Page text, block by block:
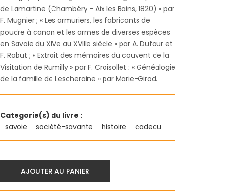
de Lamartine (Chambéry - Aix les Bains, 1820) » par
F. Mugnier ; « Les armuriers, les fabricants de
poudre à canon et les armes de diverses espèces
en Savoie du XIVe au XVIIIe siècle » par A. Dufour et
F. Rabut ; « Extrait des mémoires du couvent de la
Visitation de Rumilly » par F. Croisollet ; « Généalogie
de la famille de Lescheraine » par Marie-Girod.
Categorie(s) du livre :
savoie
société-savante histoire cadeau
AJOUTER AU PANIER